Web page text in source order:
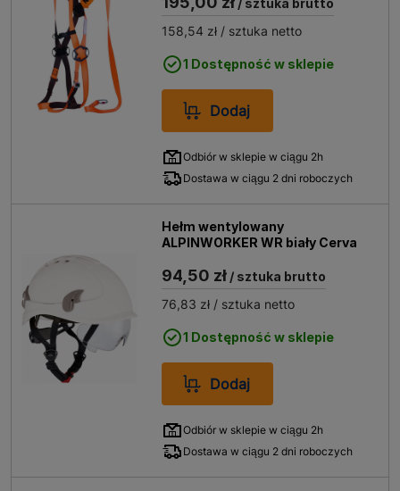
/ sztuka brutto
158,54 zł / sztuka netto
1 Dostępność w sklepie
Dodaj
Odbiór w sklepie w ciągu 2h
Dostawa w ciągu 2 dni roboczych
Hełm wentylowany
ALPINWORKER WR biały Cerva
94,50 zł / sztuka brutto
76,83 zł / sztuka netto
1 Dostępność w sklepie
Dodaj
Odbiór w sklepie w ciągu 2h
Dostawa w ciągu 2 dni roboczych